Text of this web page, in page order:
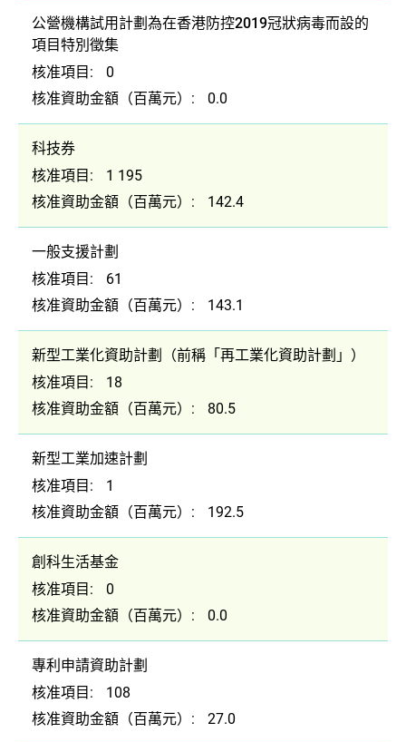
公營機構試用計劃為在香港防控2019冠狀病毒而設的
項目特別徵集
核准項目:
0
核准資助金額（百萬元）:
0.0
科技券
核准項目:
1 195
核准資助金額（百萬元）:
142.4
一般支援計劃
核准項目:
61
核准資助金額（百萬元）:
143.1
新型工業化資助計劃（前稱「再工業化資助計劃」）
核准項目:
18
核准資助金額（百萬元）:
80.5
新型工業加速計劃
核准項目:
1
核准資助金額（百萬元）:
192.5
創科生活基金
核准項目:
0
核准資助金額（百萬元）:
0.0
專利申請資助計劃
核准項目:
108
核准資助金額（百萬元）:
27.0